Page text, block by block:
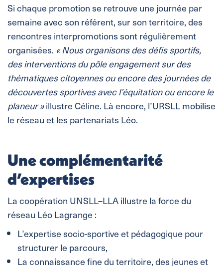
Si chaque promotion se retrouve une journée par
semaine avec son référent, sur son territoire, des
rencontres interpromotions sont régulièrement
organisées. « Nous organisons des défis sportifs,
des interventions du pôle engagement sur des
thématiques citoyennes ou encore des journées de
découvertes sportives avec l’équitation ou encore le
planeur »illustre Céline. Là encore, l’URSLL mobilise
le réseau et les partenariats Léo.
Une complémentarité
d’expertises
La coopération UNSLL–LLA illustre la force du
réseau Léo Lagrange :
L’expertise socio-sportive et pédagogique pour
structurer le parcours,
La connaissance fine du territoire, des jeunes et